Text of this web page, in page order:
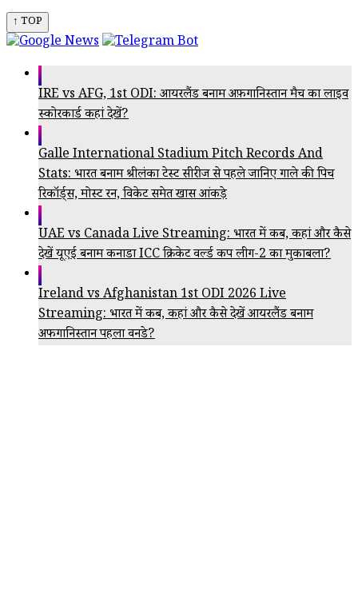
↑ TOP
IRE vs AFG, 1st ODI: आयरलैंड बनाम अफ़गानिस्तान मैच का लाइव
स्कोरकार्ड कहां देखें?
Galle International Stadium Pitch Records And
Stats: भारत बनाम श्रीलंका टेस्ट सीरीज से पहले जानिए गाले की पिच
रिकॉर्ड्स, मोस्ट रन, विकेट समेत खास आंकड़े
UAE vs Canada Live Streaming: भारत में कब, कहां और कैसे
देखें यूएई बनाम कनाडा ICC क्रिकेट वर्ल्ड कप लीग-2 का मुकाबला?
Ireland vs Afghanistan 1st ODI 2026 Live
Streaming: भारत में कब, कहां और कैसे देखें आयरलैंड बनाम
अफगानिस्तान पहला वनडे?